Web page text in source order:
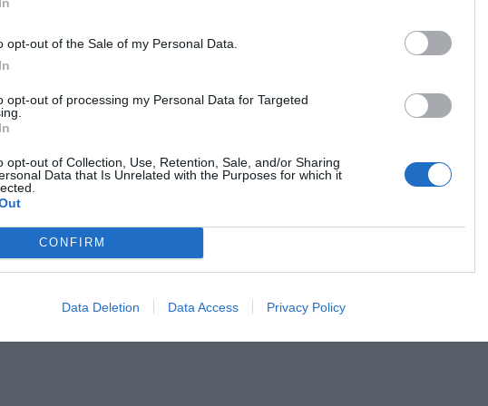
opt-out of the Sale of my Personal Data.
opt-out of processing my Personal Data for Targeted
opt-out of Collection, Use, Retention, Sale, and/or Sharing
Data that Is Unrelated with the Purposes for which it
CONFIRM
Data Deletion Data Access Privacy Policy